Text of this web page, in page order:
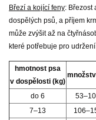
Březí a kojící feny: Březost
dospělých psů, a příjem
může zvýšit až na
které potřebuje pro
hmotnost psa
v dospělosti (kg)
do 6
7–13